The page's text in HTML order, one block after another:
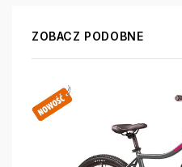
ZOBACZ PODOBNE